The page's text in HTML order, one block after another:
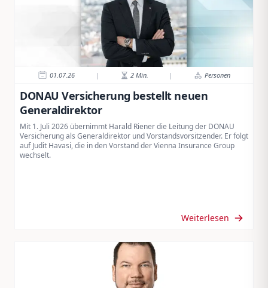
01.07.26 | 2 Min. | Personen
DONAU Versicherung bestellt neuen
Generaldirektor
Mit 1. Juli 2026 übernimmt Harald Riener die Leitung der DONAU
Versicherung als Generaldirektor und Vorstandsvorsitzender. Er folgt
auf Judit Havasi, die in den Vorstand der Vienna Insurance Group
wechselt.
Weiterlesen